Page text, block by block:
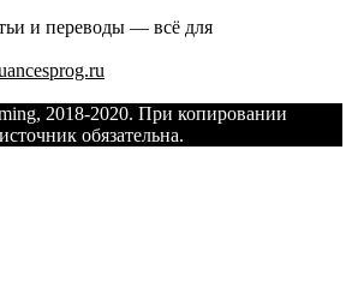
и переводы — всё для
2018-2020. При копировании
обязательна.